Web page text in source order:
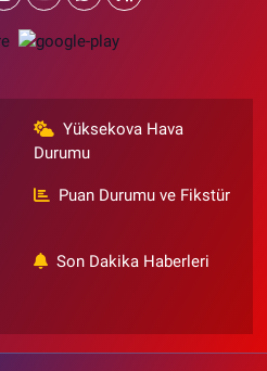
Yüksekova Hava
Durumu
Puan Durumu ve Fikstür
Son Dakika Haberleri